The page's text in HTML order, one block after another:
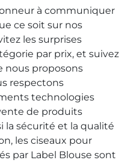
à communiquer
ce soit sur nos
les surprises
par prix, et suivez
nous proposons
respectons
technologies
de produits
la sécurité et la qualité
les ciseaux pour
par Label Blouse sont